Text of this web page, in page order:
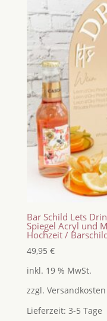
Bar Schild Lets
Spiegel Acryl und
Hochzeit /
49,95 €
inkl. 19 % MwSt.
zzgl. Versandkosten
Lieferzeit: 3-5 Tage